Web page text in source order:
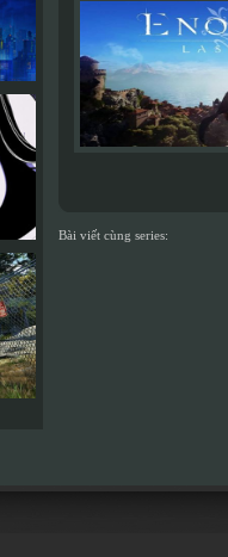
Bài viết cùng series: